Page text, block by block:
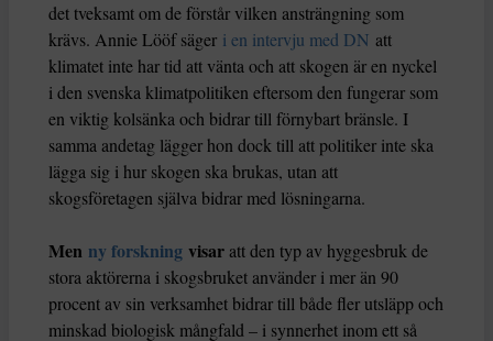
det tveksamt om de förstår vilken ansträngning som
krävs. Annie Lööf säger i en intervju med DN att
klimatet inte har tid att vänta och att skogen är en nyckel
i den svenska klimatpolitiken eftersom den fungerar som
en viktig kolsänka och bidrar till förnybart bränsle. I
samma andetag lägger hon dock till att politiker inte ska
lägga sig i hur skogen ska brukas, utan att
skogsföretagen själva bidrar med lösningarna.
Men ny forskning visaratt den typ av hyggesbruk de
stora aktörerna i skogsbruket använder i mer än 90
procent av sin verksamhet bidrar till både fler utsläpp och
minskad biologisk mångfald – i synnerhet inom ett så